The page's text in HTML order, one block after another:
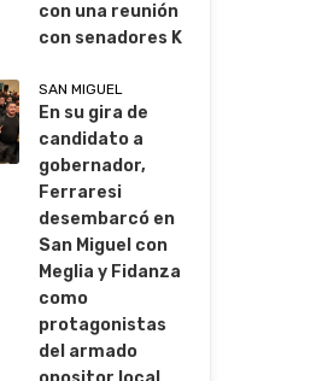
con una reunión
con senadores K
SAN MIGUEL
En su gira de
candidato a
gobernador,
Ferraresi
desembarcó en
San Miguel con
Meglia y Fidanza
como
protagonistas
del armado